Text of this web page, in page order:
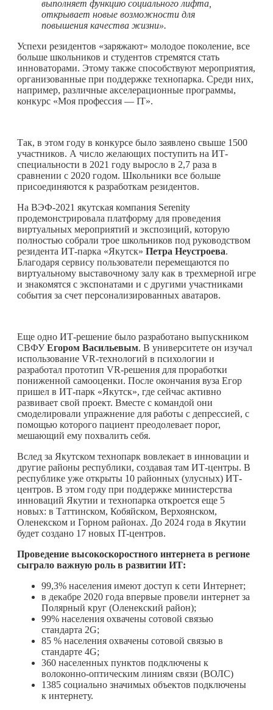
выполняет функцию социального лифта,
открывает новые возможности для
повышения качества жизни».
Успехи резидентов «заряжают» молодое поколение, все
больше школьников и студентов стремятся стать
инноваторами. Этому также способствуют мероприятия,
организованные при поддержке технопарка. Среди них,
например, различные акселерационные программы,
конкурс «Моя профессия — IT».
Так, в этом году в конкурсе было заявлено свыше 1500
участников. А число желающих поступить на ИТ-
специальности в 2021 году выросло в 2,7 раза в
сравнении с 2020 годом. Школьники все больше
присоединяются к разработкам резидентов.
На ВЭФ-2021 якутская компания Serenity
продемонстрировала платформу для проведения
виртуальных мероприятий и экспозиций, которую
полностью собрали трое школьников под руководством
резидента ИТ-парка «Якутск» Петра Неустроева.
Благодаря сервису пользователи перемещаются по
виртуальному выставочному залу как в трехмерной игре
и знакомятся с экспонатами и с другими участниками
события за счет персонализированных аватаров.
Еще одно ИТ-решение было разработано выпускником
СВФУЕгором Васильевым. В университете он изучал
использование VR-технологий в психологии и
разработал прототип VR-решения для проработки
пониженной самооценки. После окончания вуза Егор
пришел в ИТ-парк «Якутск», где сейчас активно
развивает свой проект. Вместе с командой они
смоделировали упражнение для работы с депрессией, с
помощью которого пациент преодолевает порог,
мешающий ему похвалить себя.
Вслед за Якутском технопарк вовлекает в инновации и
другие районы республики, создавая там ИТ-центры. В
республике уже открыты 10 районных (улусных) ИТ-
центров. В этом году при поддержке министерства
инноваций Якутии и технопарка откроется еще 5
новых: в Таттинском, Кобяйском, Верхоянском,
Оленекском и Горном районах. До 2024 года в Якутии
будет создано 17 новых IT-центров.
Проведение высокоскоростного интернета в регионе
сыграло важную роль в развитии ИТ:
​​99,3% населения имеют доступ к сети Интернет;
в декабре 2020 года впервые провели интернет за
Полярный круг (​​Оленекский район);
99% населения охвачены сотовой связью
стандарта 2G;
85 % населения охвачены сотовой связью в
стандарте 4G;
360 населенных пунктов подключены к
волоконно-оптическим линиям связи (ВОЛС)
1385 социально значимых объектов подключены
к интернету.